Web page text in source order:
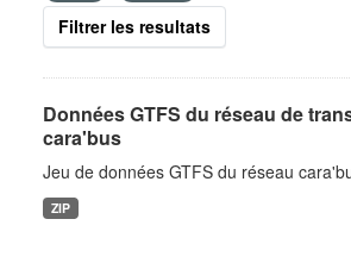
Filtrer les resultats
Données GTFS du réseau de
cara'bus
Jeu de données GTFS du réseau
ZIP